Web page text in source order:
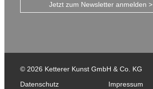
Jetzt zum Newsletter anmelden >
© 2026 Ketterer Kunst GmbH & Co. KG
Datenschutz
Impressum